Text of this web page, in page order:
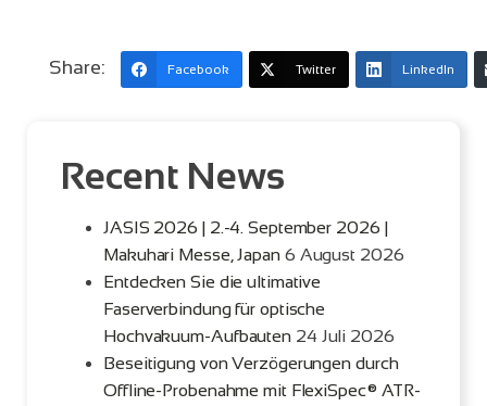
Share: Facebook Twitter LinkedIn
Recent News
JASIS 2026 | 2.-4. September 2026 |
Makuhari Messe, Japan 6 August 2026
Entdecken Sie die ultimative
Faserverbindung für optische
Hochvakuum-Aufbauten 24 Juli 2026
Beseitigung von Verzögerungen durch
Offline-Probenahme mit FlexiSpec® ATR-